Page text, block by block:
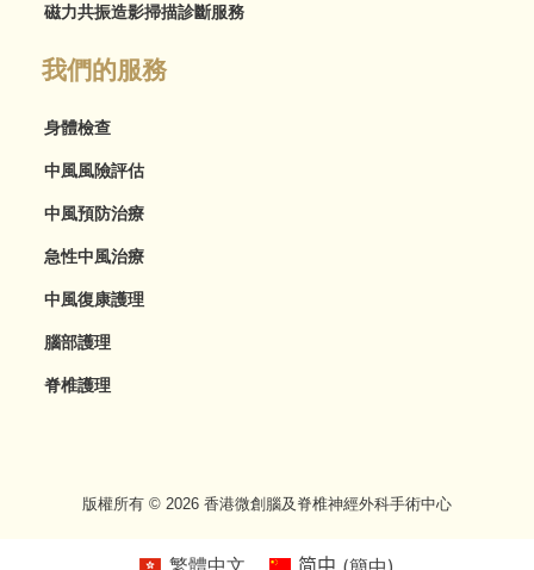
磁力共振造影掃描診斷服務
我們的服務
身體檢查
中風風險評估
中風預防治療
急性中風治療
中風復康護理
腦部護理
脊椎護理
版權所有 © 2026 香港微創腦及脊椎神經外科手術中心